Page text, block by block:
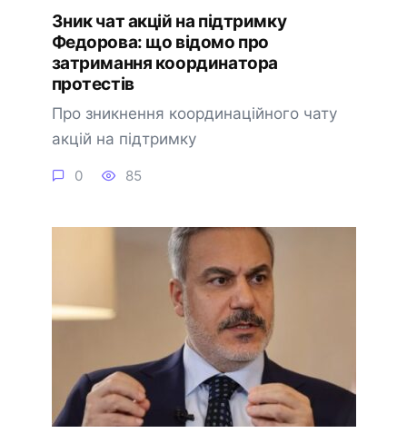
Зник чат акцій на підтримку
Федорова: що відомо про
затримання координатора
протестів
Про зникнення координаційного чату
акцій на підтримку
0 85